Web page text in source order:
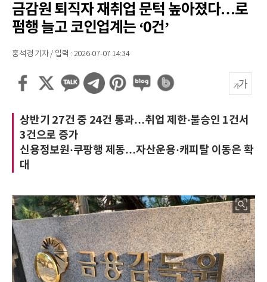
금감원 퇴직자 재취업 문턱 높아졌다…로
펌행 늘고 코인업계는 ‘0건’
홍석경 기자 / 입력 : 2026-07-07 14:34
상반기 27건 중 24건 통과…취업 제한·불승인 1건서
3건으로 증가
신용정보원·쿠팡행 제동…자산운용·캐피탈 이동은 확
대